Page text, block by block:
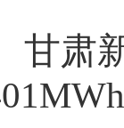
甘肃